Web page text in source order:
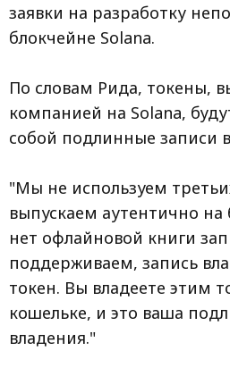
заявки на разработку
блокчейне Solana.
По словам Рида, токены,
компанией на Solana,
собой подлинные записи
"Мы не используем
выпускаем аутентично на
нет офлайновой книги
поддерживаем, запись
токен. Вы владеете этим
кошельке, и это ваша
владения."